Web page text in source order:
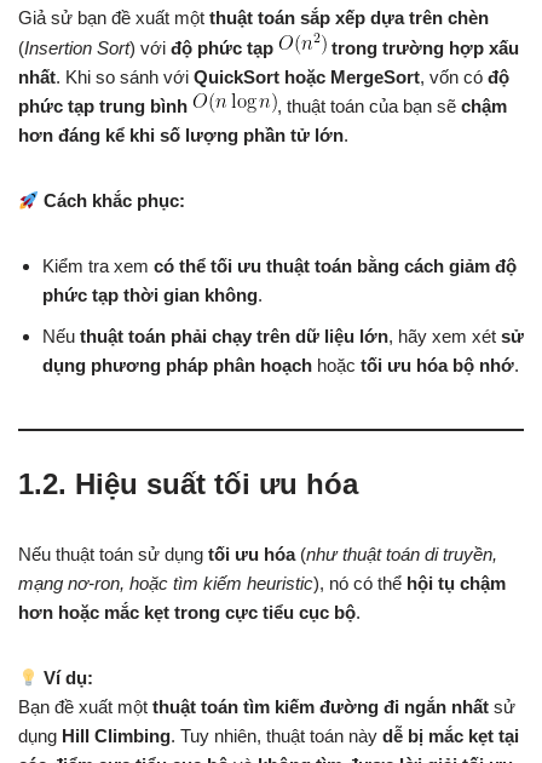
Giả sử bạn đề xuất một thuật toán sắp xếp dựa trên chèn
(Insertion Sort) với độ phức tạp
trong trường hợp xấu
nhất. Khi so sánh với QuickSort hoặc MergeSort, vốn có độ
phức tạp trung bình
, thuật toán của bạn sẽ chậm
hơn đáng kể khi số lượng phần tử lớn.
Cách khắc phục:
Kiểm tra xem có thể tối ưu thuật toán bằng cách giảm độ
phức tạp thời gian không.
Nếu thuật toán phải chạy trên dữ liệu lớn, hãy xem xét sử
dụng phương pháp phân hoạch hoặc tối ưu hóa bộ nhớ.
1.2. Hiệu suất tối ưu hóa
Nếu thuật toán sử dụng tối ưu hóa(như thuật toán di truyền,
mạng nơ-ron, hoặc tìm kiếm heuristic), nó có thể hội tụ chậm
hơn hoặc mắc kẹt trong cực tiểu cục bộ.
Ví dụ:
Bạn đề xuất một thuật toán tìm kiếm đường đi ngắn nhất sử
dụng Hill Climbing. Tuy nhiên, thuật toán này dễ bị mắc kẹt tại